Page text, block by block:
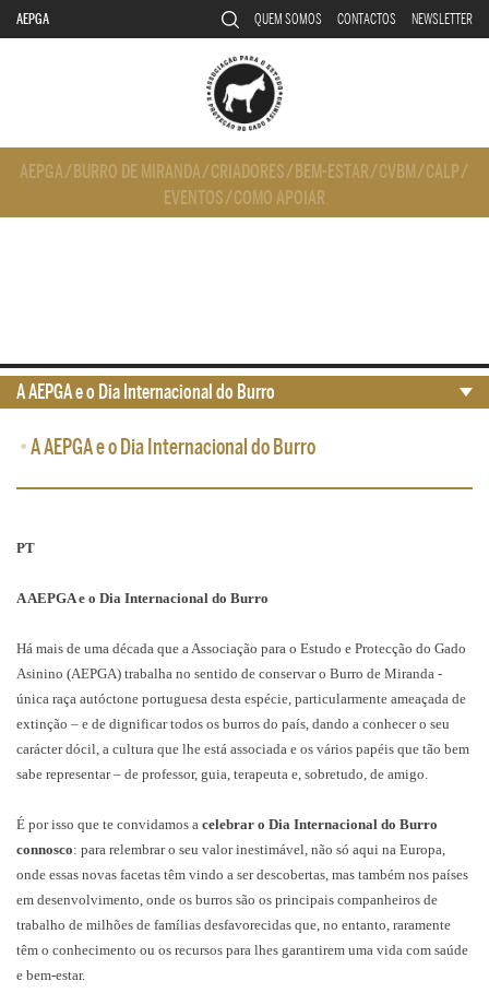
AEPGA QUEM SOMOS CONTACTOS NEWSLETTER
AEPGA/ BURRO DE MIRANDA/CRIADORES/ BEM-ESTAR/CVBM/CALP/
EVENTOS/COMO APOIAR
•A AEPGA e o Dia Internacional do Burro
PT
A AEPGA e o Dia Internacional do Burro
Há mais de uma década que a Associação para o Estudo e Protecção do Gado
Asinino (AEPGA) trabalha no sentido de conservar o Burro de Miranda -
única raça autóctone portuguesa desta espécie, particularmente ameaçada de
extinção – e de dignificar todos os burros do país, dando a conhecer o seu
carácter dócil, a cultura que lhe está associada e os vários papéis que tão bem
sabe representar – de professor, guia, terapeuta e, sobretudo, de amigo.
É por isso que te convidamos a celebrar o Dia Internacional do Burro
connosco: para relembrar o seu valor inestimável, não só aqui na Europa,
onde essas novas facetas têm vindo a ser descobertas, mas também nos países
em desenvolvimento, onde os burros são os principais companheiros de
trabalho de milhões de famílias desfavorecidas que, no entanto, raramente
têm o conhecimento ou os recursos para lhes garantirem uma vida com saúde
e bem-estar.
A AEPGA e o Dia Internacional do Burro